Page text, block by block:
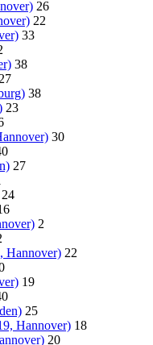
26
22
33
38
27
38
23
30
27
24
2
Hannover) 22
19
25
Hannover) 18
20